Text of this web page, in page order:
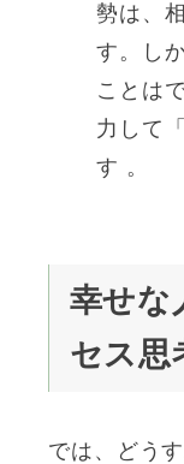
勢は、
す。し
ことは
力して
す 。
幸せな
セス思
では、どう